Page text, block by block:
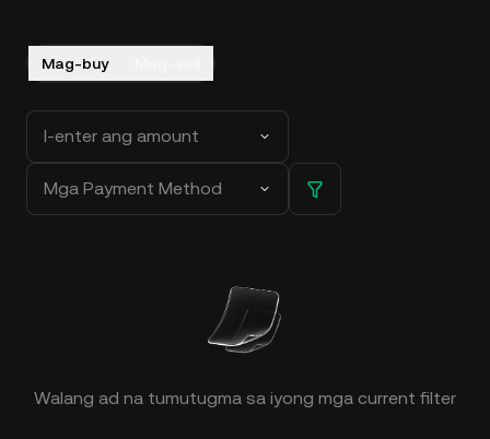
Mag-buy
Walang ad na tumutugma sa iyong mga current filter